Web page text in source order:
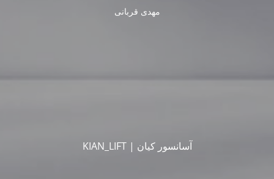
مهدی قربانی
آسانسور کیان | KIAN_LIFT